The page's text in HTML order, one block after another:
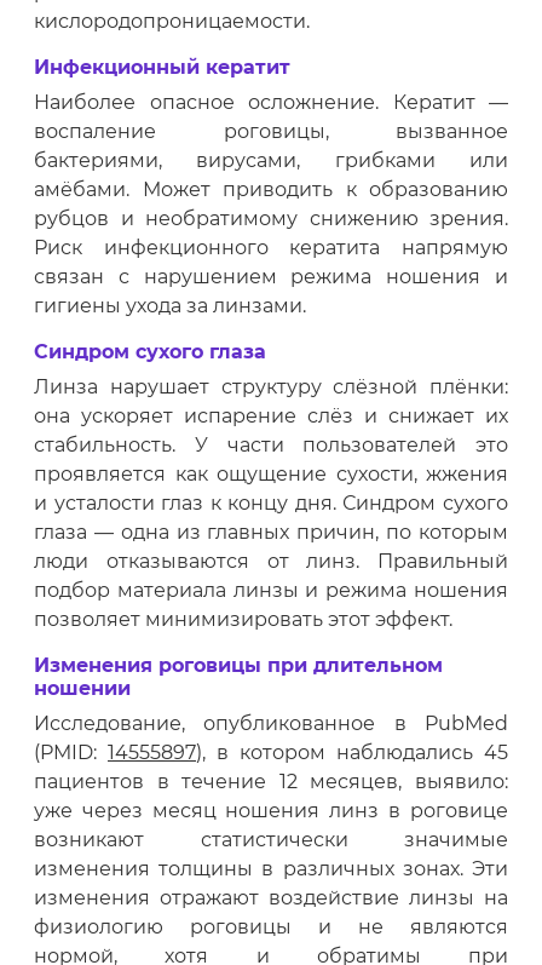
кислородопроницаемости.
Инфекционный кератит
Наиболее опасное осложнение. Кератит —
воспаление роговицы, вызванное
бактериями, вирусами, грибками или
амёбами. Может приводить к образованию
рубцов и необратимому снижению зрения.
Риск инфекционного кератита напрямую
связан с нарушением режима ношения и
гигиены ухода за линзами.
Синдром сухого глаза
Линза нарушает структуру слёзной плёнки:
она ускоряет испарение слёз и снижает их
стабильность. У части пользователей это
проявляется как ощущение сухости, жжения
и усталости глаз к концу дня. Синдром сухого
глаза — одна из главных причин, по которым
люди отказываются от линз. Правильный
подбор материала линзы и режима ношения
позволяет минимизировать этот эффект.
Изменения роговицы при длительном
ношении
Исследование, опубликованное в PubMed
(PMID: 14555897), в котором наблюдались 45
пациентов в течение 12 месяцев, выявило:
уже через месяц ношения линз в роговице
возникают статистически значимые
изменения толщины в различных зонах. Эти
изменения отражают воздействие линзы на
физиологию роговицы и не являются
нормой, хотя и обратимы при